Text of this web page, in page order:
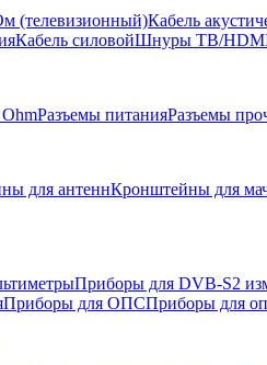
(телевизионный)Кабель
Кабель силовойШнуры ТВ/
Разъемы питанияРазъемы
для антеннКронштейны для
Приборы для DVB-S2
Приборы для ОПСПриборы для